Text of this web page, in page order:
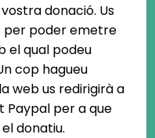
donació. Us
per poder emetre
el qual podeu
cop hagueu
web us redirigirà a
per a que
donatiu.